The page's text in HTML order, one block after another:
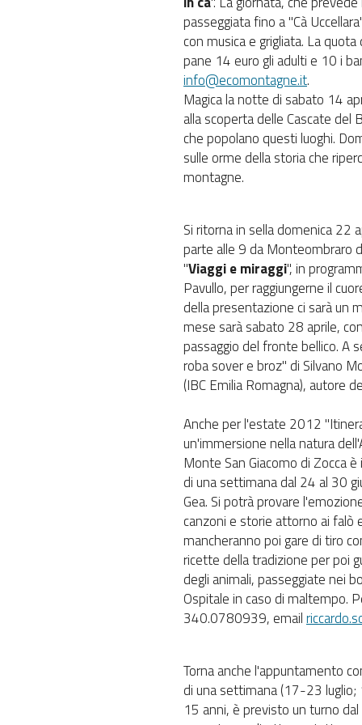
passeggiata fino a "Cà
con musica e grigliata. La
pane 14 euro gli adulti e 10 i
info@ecomontagne.it.
Magica la notte di sabato 14
alla scoperta delle Cascate del
che popolano questi luoghi.
sulle orme della storia che
montagne.
Si ritorna in sella domenica 22
parte alle 9 da Monteombraro
"Viaggi e miraggi", in
Pavullo, per raggiungerne il
della presentazione ci sarà un
mese sarà sabato 28 aprile,
passaggio del fronte bellico. A
roba sover e broz" di Silvano
(IBC Emilia Romagna), autore
Anche per l'estate 2012
un'immersione nella natura
Monte San Giacomo di Zocca
di una settimana dal 24 al 30
Gea. Si potrà provare
canzoni e storie attorno ai falò
mancheranno poi gare di tiro
ricette della tradizione per poi
degli animali, passeggiate nei
Ospitale in caso di maltempo.
340.0780939, email
Torna anche l'appuntamento
di una settimana (17-23
15 anni, è previsto un turno